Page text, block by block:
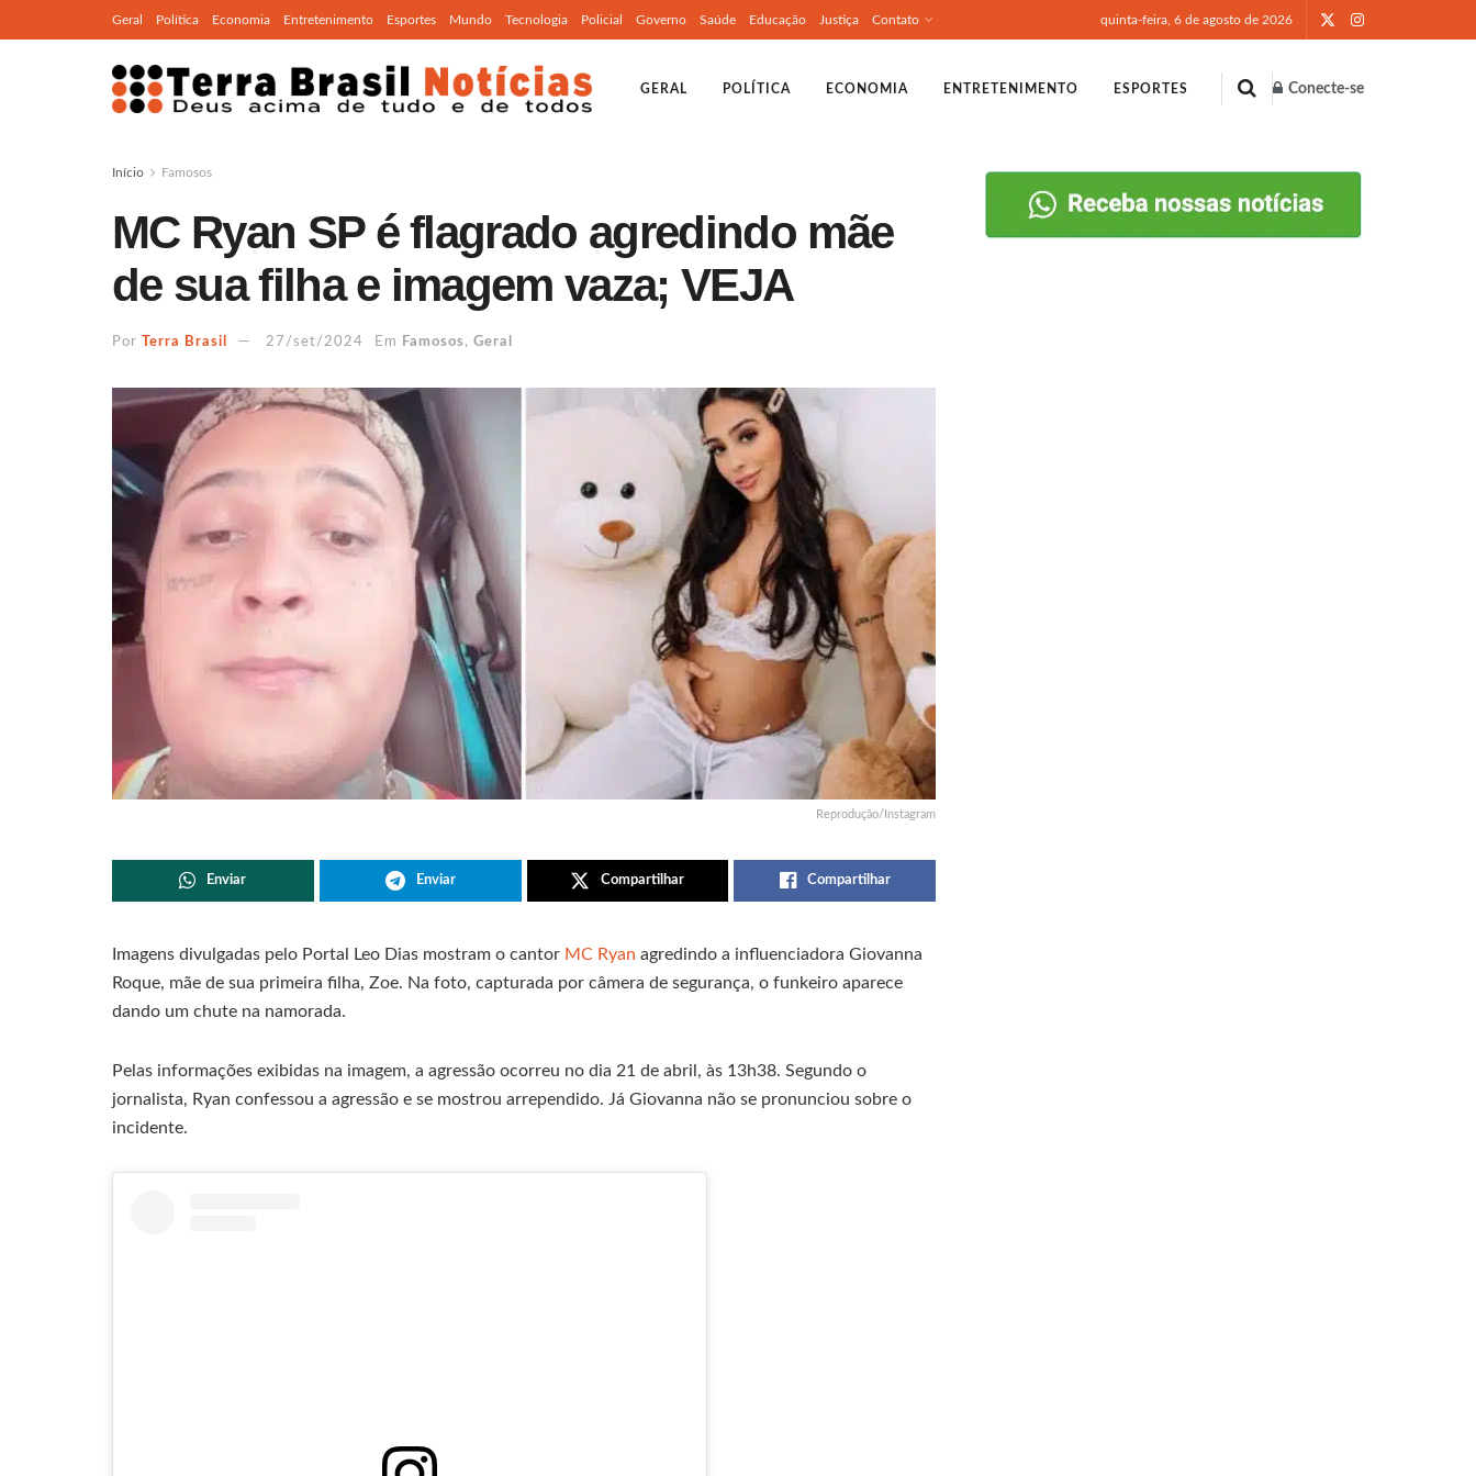
Geral Política Economia Entretenimento Esportes Mundo Tecnologia Policial Governo Saúde Educação Justiça Contato quinta-feira, 6 de agosto de 2026
GERAL POLÍTICA ECONOMIA ENTRETENIMENTO ESPORTES Conecte-se
Início Famosos
MC Ryan SP é flagrado agredindo mãe
de sua filha e imagem vaza; VEJA
Por Terra Brasil 27/set/2024 Em Famosos , Geral
Reprodução/Instagram
Enviar Enviar Compartilhar Compartilhar
Imagens divulgadas pelo Portal Leo Dias mostram o cantor MC Ryan agredindo a influenciadora Giovanna
Roque, mãe de sua primeira filha, Zoe. Na foto, capturada por câmera de segurança, o funkeiro aparece
dando um chute na namorada.
Pelas informações exibidas na imagem, a agressão ocorreu no dia 21 de abril, às 13h38. Segundo o
jornalista, Ryan confessou a agressão e se mostrou arrependido. Já Giovanna não se pronunciou sobre o
incidente.